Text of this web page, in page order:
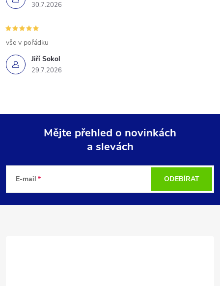
30.7.2026
Jiří Sokol
29.7.2026
vše v pořádku
p
Mějte přehled o novinkách
a slevách
E-mail ODEBÍRAT